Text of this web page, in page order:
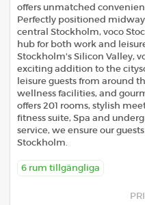
offers unmatched
Perfectly positioned
central Stockholm, voco
hub for both work and
Stockholm's Silicon Valley,
exciting addition to the
leisure guests from around
wellness facilities, and
offers 201 rooms, stylish
fitness suite, Spa and
service, we ensure our
Stockholm.
6 rum tillgängliga